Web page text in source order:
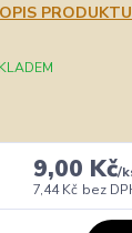
PRODUKTU
9,00 Kč/
7,44 Kč bez